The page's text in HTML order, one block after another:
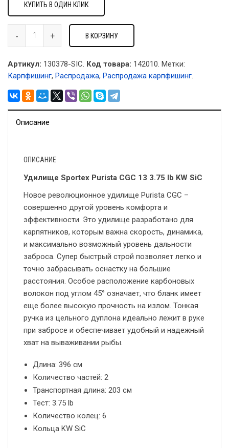
КУПИТЬ В ОДИН КЛИК
В КОРЗИНУ
Артикул: 130378-SIC. Код товара: 142010. Метки:
Карпфишинг, Распродажа, Распродажа карпфишинг.
Описание
ОПИСАНИЕ
Удилище Sportex Purista CGC 13 3.75 lb KW SiC
Новое революционное удилище Purista CGC –
совершенно другой уровень комфорта и
эффективности. Это удилище разработано для
карпятников, которым важна скорость, динамика,
и максимально возможный уровень дальности
заброса. Супер быстрый строй позволяет легко и
точно забрасывать оснастку на большие
расстояния. Особое расположение карбоновых
волокон под углом 45° означает, что бланк имеет
еще более высокую прочность на излом. Тонкая
ручка из цельного дуплона идеально лежит в руке
при забросе и обеспечивает удобный и надежный
хват на вываживании рыбы.
Длина: 396 см
Количество частей: 2
Транспортная длина: 203 см
Тест: 3.75 lb
Количество колец: 6
Кольца KW SiC